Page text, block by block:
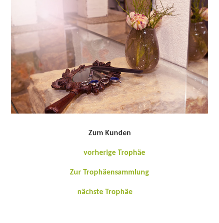
Zum Kunden
vorherige Trophäe
Zur Trophäensammlung
nächste Trophäe